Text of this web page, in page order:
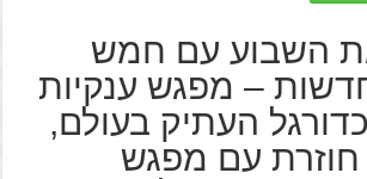
השבוע עם חמש
– מפגש ענקיות
העתיק בעולם,
חוזרת עם מפגש